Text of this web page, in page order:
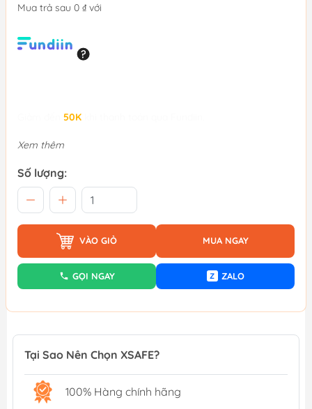
Mua trả sau 0 ₫ với
50K
Xem thêm
Số lượng:
VÀO GIỎ MUA NGAY
GỌI NGAY Z ZALO
Tại Sao Nên Chọn XSAFE?
100% Hàng chính hãng